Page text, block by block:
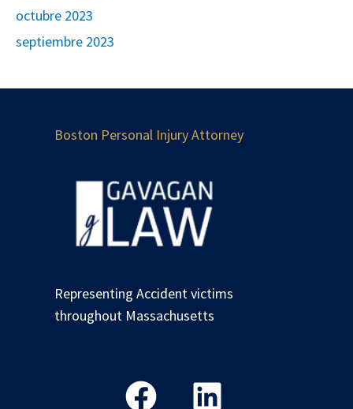
octubre 2023
septiembre 2023
Boston Personal Injury Attorney
Representing Accident victims
throughout Massachusetts